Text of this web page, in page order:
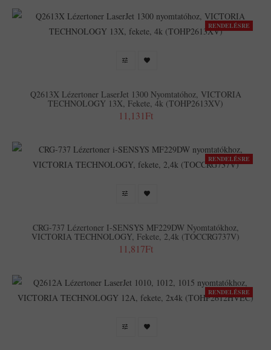
RENDELÉSRE
Q2613X Lézertoner LaserJet 1300 Nyomtatóhoz, VICTORIA
TECHNOLOGY 13X, Fekete, 4k (TOHP2613XV)
11,131Ft
RENDELÉSRE
CRG-737 Lézertoner I-SENSYS MF229DW Nyomtatókhoz,
VICTORIA TECHNOLOGY, Fekete, 2,4k (TOCCRG737V)
11,817Ft
RENDELÉSRE